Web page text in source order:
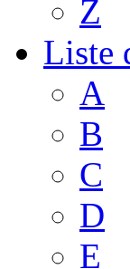
Z
Liste
A
B
C
D
E